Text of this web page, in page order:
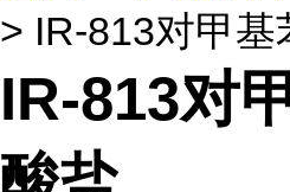
> IR-813对甲基
IR-813对